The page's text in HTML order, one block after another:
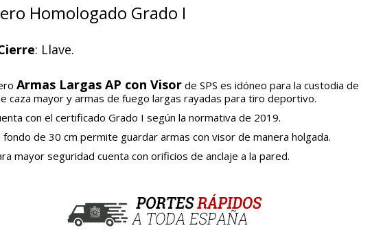
Homologado Grado I
: Llave.
Armas Largas AP con Visor de SPS es idóneo para la custodia de
caza mayor y armas de fuego largas rayadas para tiro deportivo.
con el certificado Grado I según la normativa de 2019.
fondo de 30 cm permite guardar armas con visor de manera holgada.
mayor seguridad cuenta con orificios de anclaje a la pared.